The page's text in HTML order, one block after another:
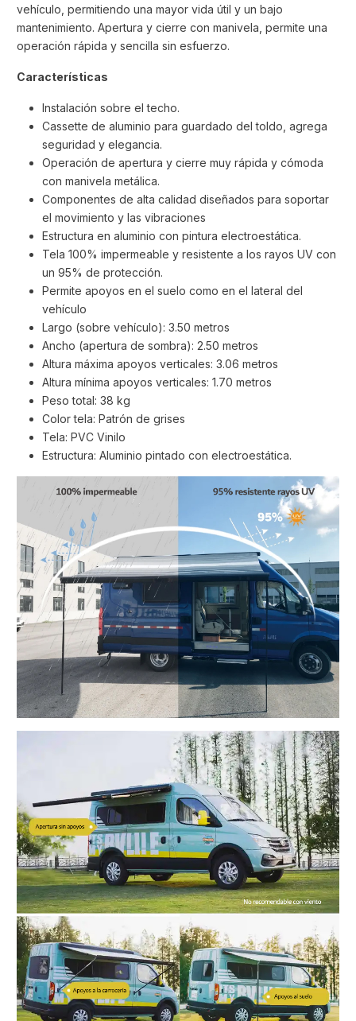
vehículo, permitiendo una mayor vida útil y un bajo
mantenimiento. Apertura y cierre con manivela, permite una
operación rápida y sencilla sin esfuerzo.
Características
Instalación sobre el techo.
Cassette de aluminio para guardado del toldo, agrega
seguridad y elegancia.
Operación de apertura y cierre muy rápida y cómoda
con manivela metálica.
Componentes de alta calidad diseñados para soportar
el movimiento y las vibraciones
Estructura en aluminio con pintura electroestática.
Tela 100% impermeable y resistente a los rayos UV con
un 95% de protección.
Permite apoyos en el suelo como en el lateral del
vehículo
Largo (sobre vehículo): 3.50 metros
Ancho (apertura de sombra): 2.50 metros
Altura máxima apoyos verticales: 3.06 metros
Altura mínima apoyos verticales: 1.70 metros
Peso total: 38 kg
Color tela: Patrón de grises
Tela: PVC Vinilo
Estructura: Aluminio pintado con electroestática.